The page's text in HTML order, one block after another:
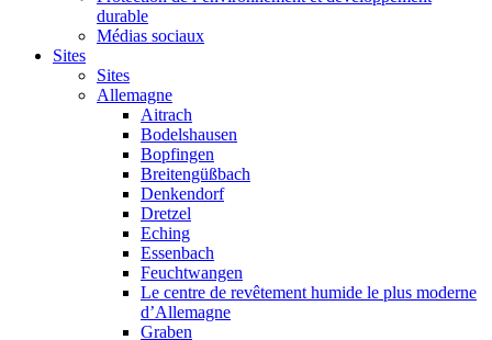
durable
Médias sociaux
Sites
Sites
Allemagne
Aitrach
Bodelshausen
Bopfingen
Breitengüßbach
Denkendorf
Dretzel
Eching
Essenbach
Feuchtwangen
Le centre de revêtement humide le plus moderne
d’Allemagne
Graben